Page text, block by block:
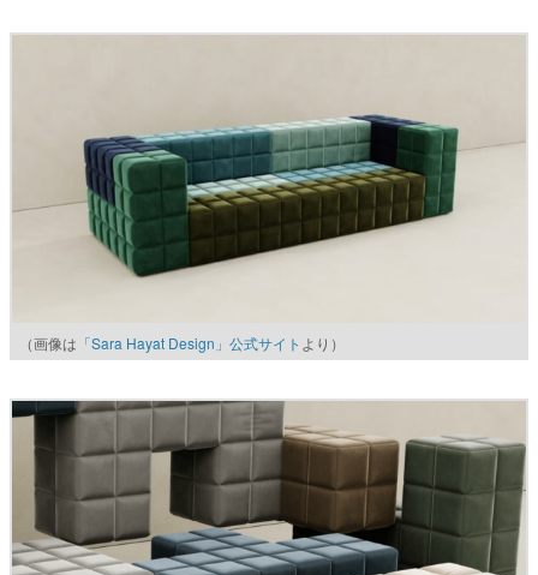
（画像は 「Sara Hayat Design」公式サイト より）